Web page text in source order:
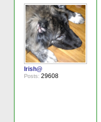
Irish@
Posts: 29608